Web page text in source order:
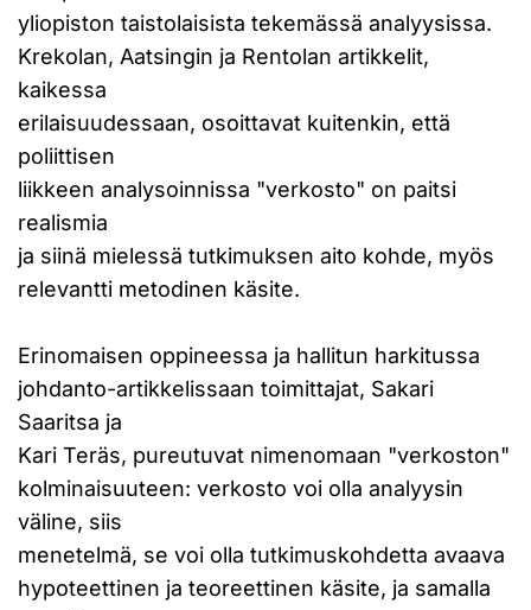
yliopiston taistolaisista tekemässä analyysissa.
Krekolan, Aatsingin ja Rentolan artikkelit,
kaikessa
erilaisuudessaan, osoittavat kuitenkin, että
poliittisen
liikkeen analysoinnissa "verkosto" on paitsi
realismia
ja siinä mielessä tutkimuksen aito kohde, myös
relevantti metodinen käsite.
Erinomaisen oppineessa ja hallitun harkitussa
johdanto-artikkelissaan toimittajat, Sakari
Saaritsa ja
Kari Teräs, pureutuvat nimenomaan "verkoston"
kolminaisuuteen: verkosto voi olla analyysin
väline, siis
menetelmä, se voi olla tutkimuskohdetta avaava
hypoteettinen ja teoreettinen käsite, ja samalla